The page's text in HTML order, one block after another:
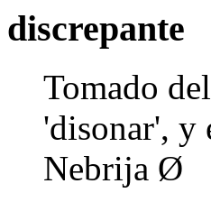
discrepante
Tomado
'disonar', y
Nebrija Ø